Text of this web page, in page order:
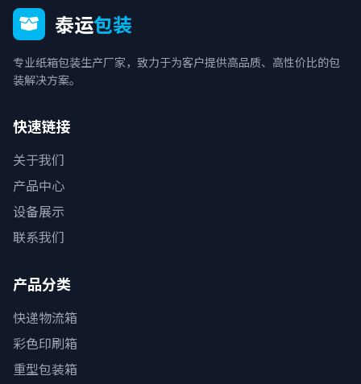
泰运包装
专业纸箱包装生产厂家，致力于为客户提供高品质、高性价比的包
装解决方案。
快速链接
关于我们
产品中心
设备展示
联系我们
产品分类
快递物流箱
彩色印刷箱
重型包装箱